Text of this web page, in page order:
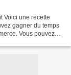
gagner du temps
Vous pouvez